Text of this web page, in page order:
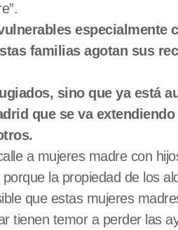
especialmente
familias agotan sus
sino que ya está
que se va
a mujeres madre con
la propiedad de los
que estas mujeres
tienen temor a perder las